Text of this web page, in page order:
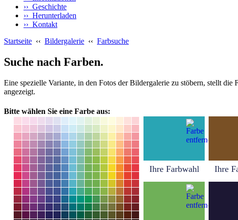
›› Geschichte
›› Herunterladen
›› Kontakt
Startseite ‹‹ Bildergalerie ‹‹ Farbsuche
Suche nach Farben.
Eine spezielle Variante, in den Fotos der Bildergalerie zu stöbern, stellt die
angezeigt.
Bitte wählen Sie eine Farbe aus:
Ihre Farbwahl Ihre